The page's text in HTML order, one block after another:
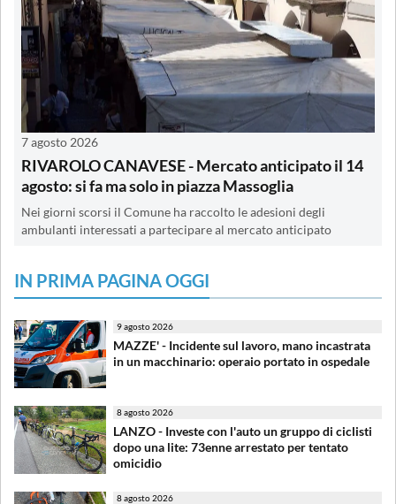
7 agosto 2026
RIVAROLO CANAVESE - Mercato anticipato il 14
agosto: si fa ma solo in piazza Massoglia
Nei giorni scorsi il Comune ha raccolto le adesioni degli
ambulanti interessati a partecipare al mercato anticipato
IN PRIMA PAGINA OGGI
9 agosto 2026
MAZZE' - Incidente sul lavoro, mano incastrata
in un macchinario: operaio portato in ospedale
8 agosto 2026
LANZO - Investe con l'auto un gruppo di ciclisti
dopo una lite: 73enne arrestato per tentato
omicidio
8 agosto 2026